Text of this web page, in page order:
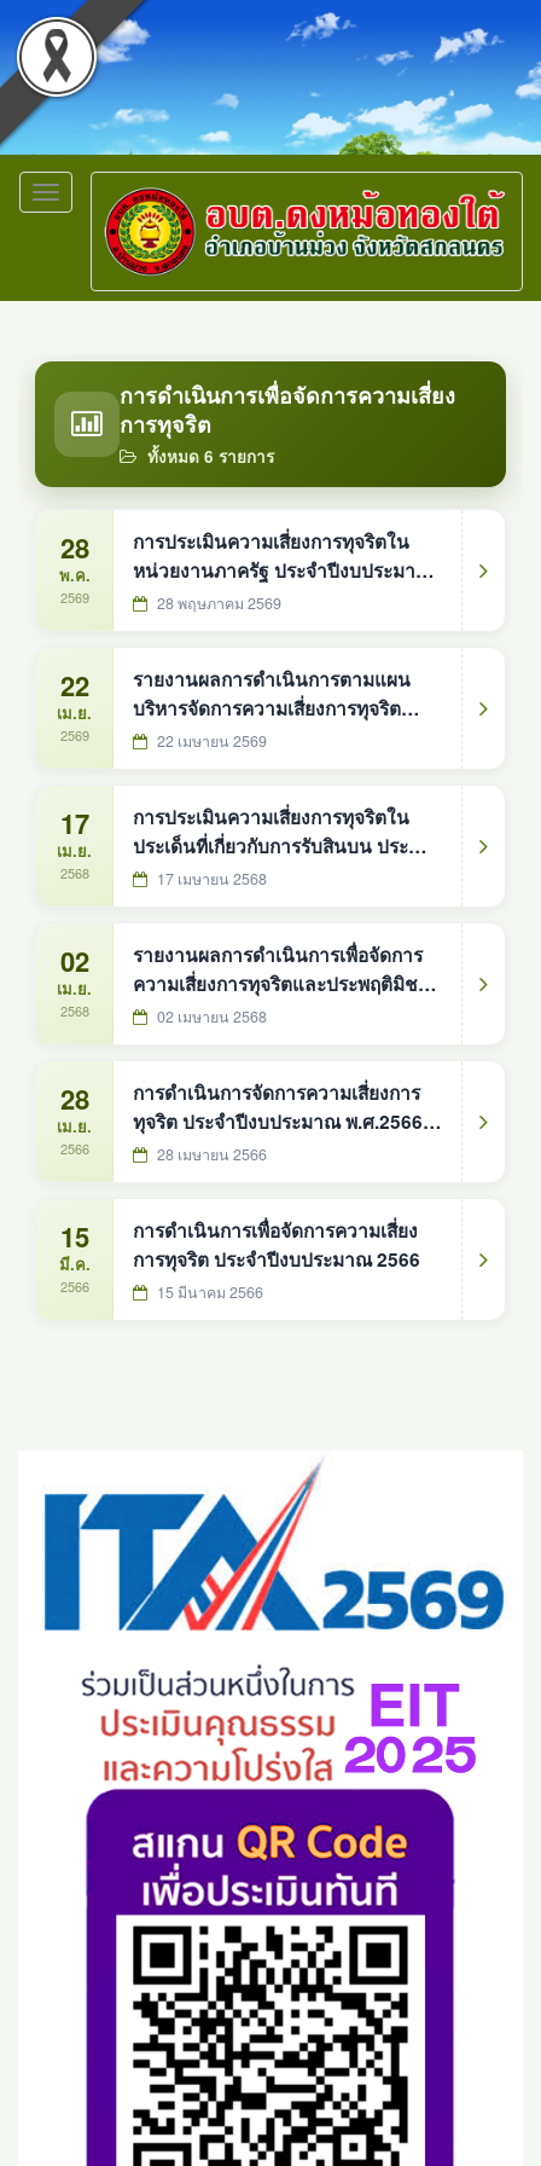
Toggle
navigation
การดำเนินการเพื่อจัดการความเสี่ยง
การทุจริต
ทั้งหมด 6 รายการ
28
พ.ค.
2569
การประเมินความเสี่ยงการทุจริตใน
หน่วยงานภาครัฐ ประจำปีงบประมาณ
พ.ศ. 2569 ขององค์การบริหารส่วน
28 พฤษภาคม 2569
22
เม.ย.
2569
รายงานผลการดำเนินการตามแผน
บริหารจัดการความเสี่ยงการทุจริต
ประจำปีงบประมาณ พ.ศ. 2568 ของ
22 เมษายน 2569
17
เม.ย.
2568
การประเมินความเสี่ยงการทุจริตใน
ประเด็นที่เกี่ยวกับการรับสินบน ประจำปี
พ.ศ. 2568
17 เมษายน 2568
02
เม.ย.
2568
รายงานผลการดำเนินการเพื่อจัดการ
ความเสี่ยงการทุจริตและประพฤติมิชอบ
ประจำปีงบประมาณ พ.ศ. 2567
02 เมษายน 2568
28
เม.ย.
2566
การดำเนินการจัดการความเสี่ยงการ
ทุจริต ประจำปีงบประมาณ พ.ศ.2566
(รอบ 6 เดือน)
28 เมษายน 2566
15
มี.ค.
2566
การดำเนินการเพื่อจัดการความเสี่ยง
การทุจริต ประจำปีงบประมาณ 2566
15 มีนาคม 2566